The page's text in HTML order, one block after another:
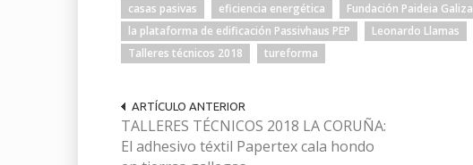
casas pasivas eficiencia energética Fundación Paideia Galiza
la plataforma de edificación Passivhaus PEP
Leonardo Llamas
Talleres técnicos 2018
tureforma
ARTÍCULO ANTERIOR
TALLERES TÉCNICOS 2018 LA CORUÑA:
El adhesivo téxtil Papertex cala hondo